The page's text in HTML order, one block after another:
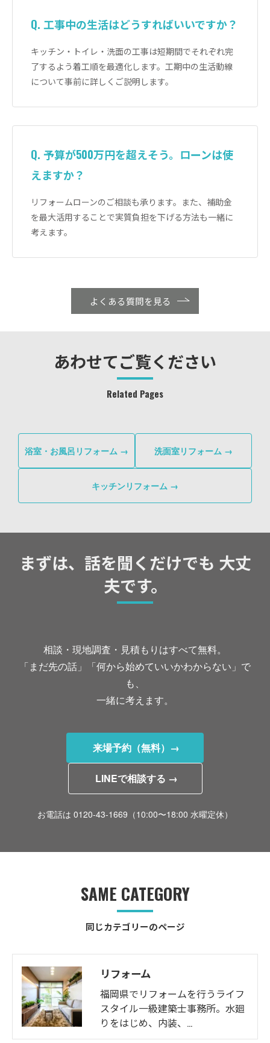
Q. 工事中の生活はどうすればいいですか？
キッチン・トイレ・洗面の工事は短期間でそれぞれ完
了するよう着工順を最適化します。工期中の生活動線
について事前に詳しくご説明します。
Q. 予算が500万円を超えそう。ローンは使
えますか？
リフォームローンのご相談も承ります。また、補助金
を最大活用することで実質負担を下げる方法も一緒に
考えます。
よくある質問を見る
あわせてご覧ください
Related Pages
浴室・お風呂リフォーム → 洗面室リフォーム →
キッチンリフォーム →
まずは、話を聞くだけでも 大丈
夫です。
相談・現地調査・見積もりはすべて無料。
「まだ先の話」「何から始めていいかわからない」で
も、
一緒に考えます。
来場予約（無料）→
LINEで相談する →
お電話は 0120-43-1669（10:00〜18:00 水曜定休）
同じカテゴリーのページ
SAME CATEGORY
リフォーム
福岡県でリフォームを行うライフ
スタイル一級建築士事務所。水廻
りをはじめ、内装、…